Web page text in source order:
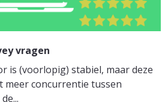
vragen
is (voorlopig) stabiel, maar deze
concurrentie tussen